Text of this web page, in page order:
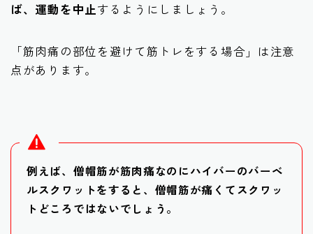
ば、運動を中止するようにしましょう。
「筋肉痛の部位を避けて筋トレをする場合」は注意
点があります。
例えば、僧帽筋が筋肉痛なのにハイバーのバーベ
ルスクワットをすると、僧帽筋が痛くてスクワッ
トどころではないでしょう。